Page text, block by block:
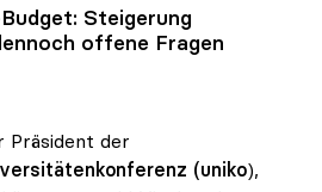
Steigerung
offene Fragen
Präsident der
(uniko),